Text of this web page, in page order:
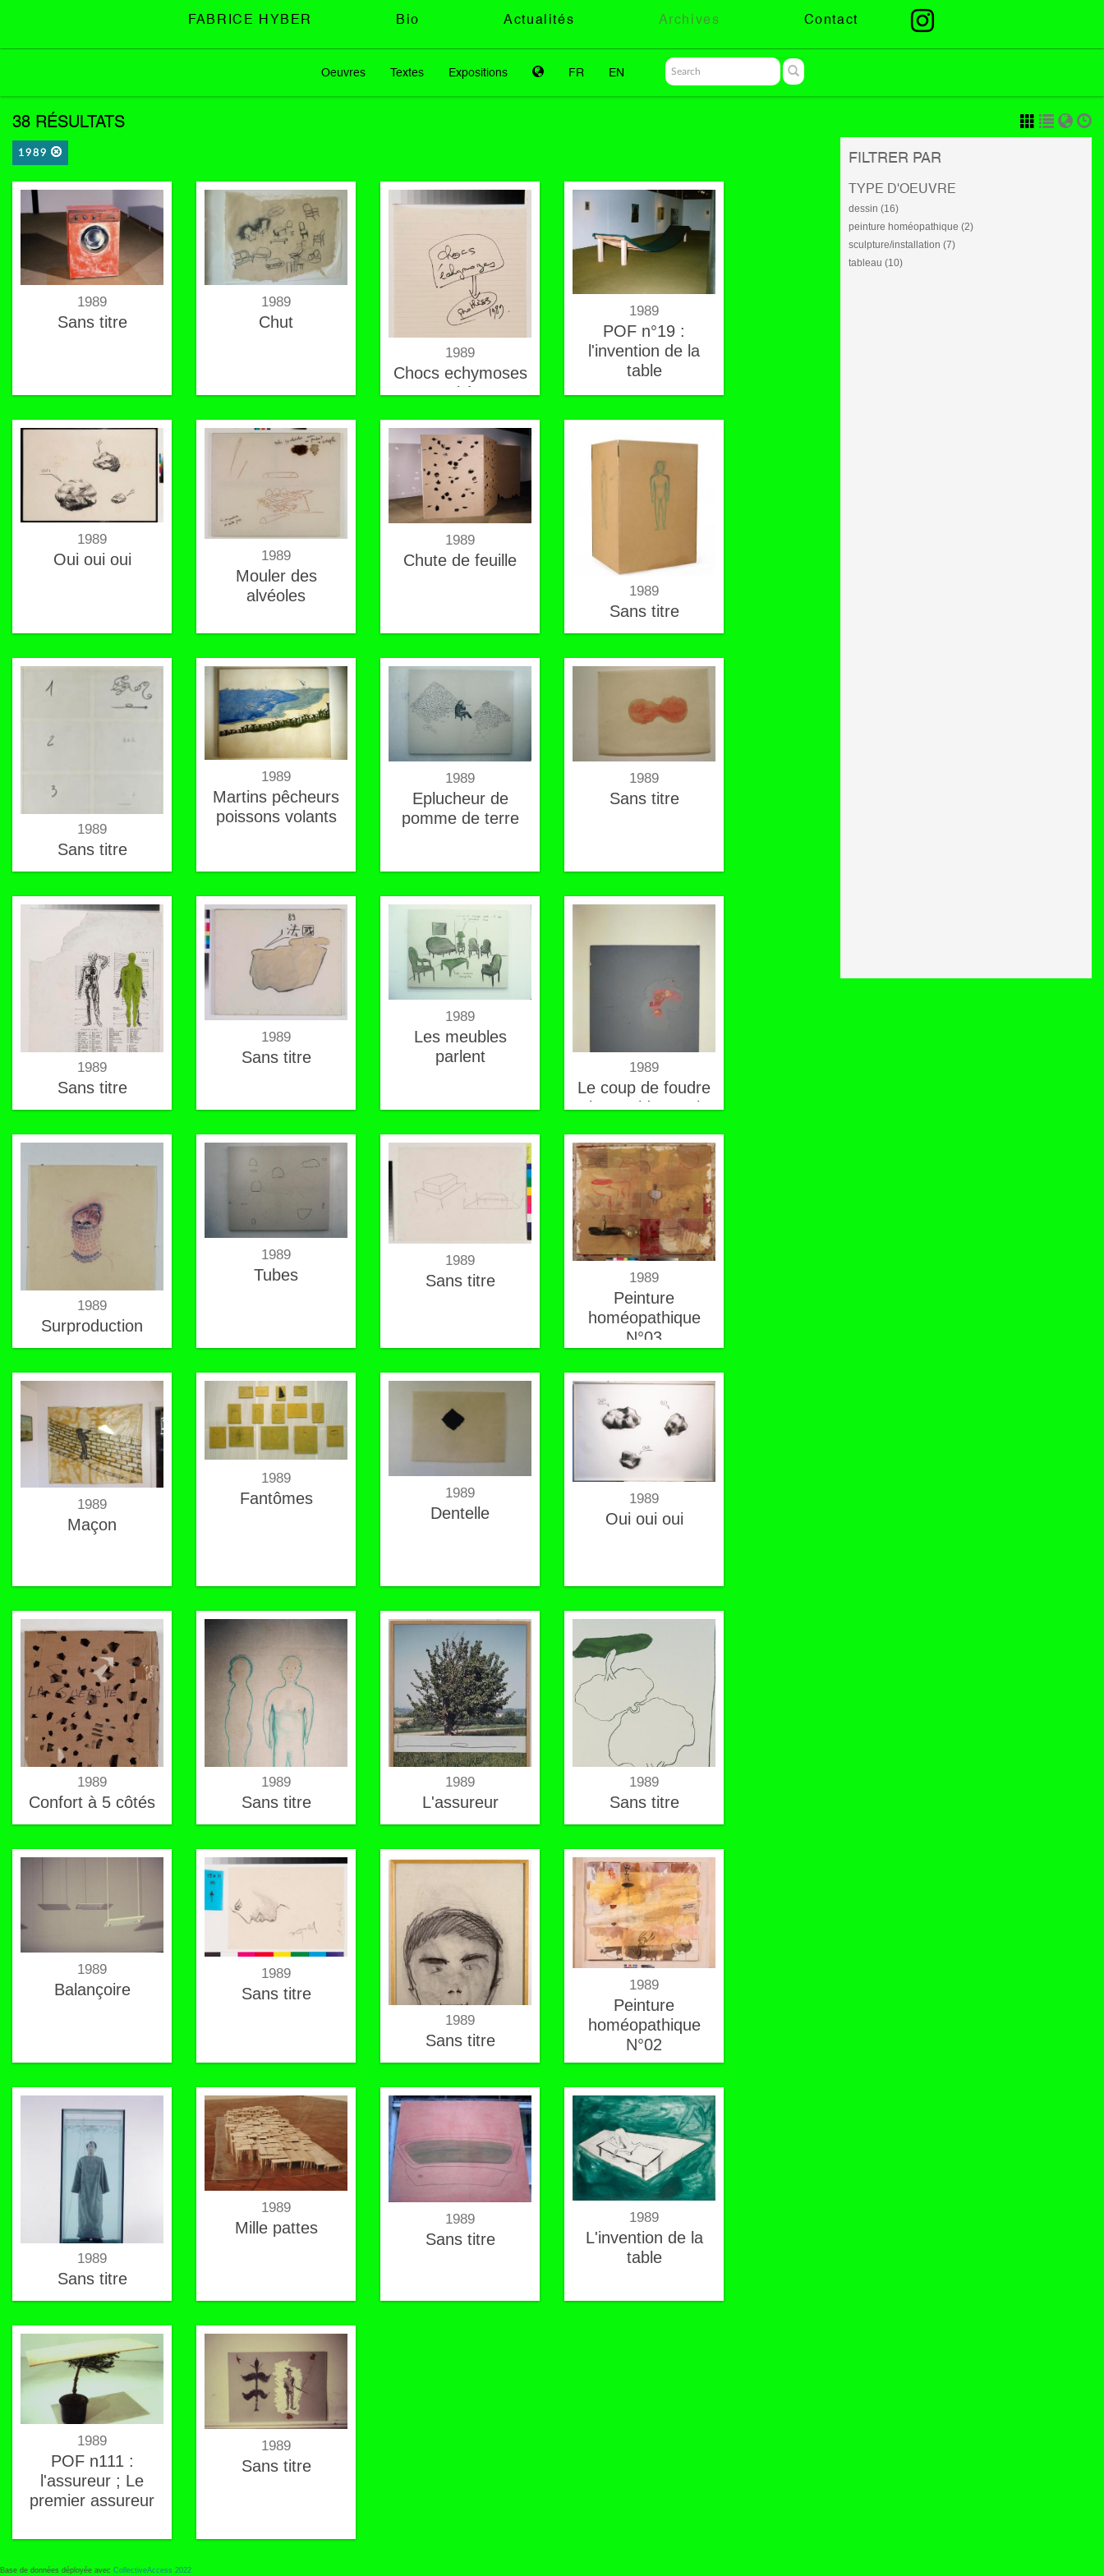
FABRICE HYBER Bio Actualités Archives Contact
Oeuvres Textes Expositions FR EN
38 RÉSULTATS
1989
1989
Sans titre
1989
Chut
1989
Chocs echymoses
prothèse
1989
POF n°19 :
l'invention de la
table
1989
Oui oui oui 1989
Mouler des
alvéoles
1989
Chute de feuille
1989
Sans titre
1989
Sans titre
1989
Martins pêcheurs
poissons volants
1989
Eplucheur de
pomme de terre
1989
Sans titre
1989
Sans titre
1989
Sans titre
1989
Les meubles
parlent
1989
Le coup de foudre
plus rapide que la
lumière
1989
Surproduction
1989
Tubes
1989
Sans titre 1989
Peinture
homéopathique
N°03
1989
Maçon
1989
Fantômes 1989
Dentelle
1989
Oui oui oui
1989
Confort à 5 côtés
1989
Sans titre
1989
L'assureur
1989
Sans titre
1989
Balançoire
1989
Sans titre
1989
Sans titre
1989
Peinture
homéopathique
N°02
1989
Sans titre
1989
Mille pattes 1989
Sans titre
1989
L'invention de la
table
1989
POF n111 :
l'assureur ; Le
premier assureur
1989
Sans titre
FILTRER PAR
TYPE D'OEUVRE
dessin (16)
peinture homéopathique (2)
sculpture/installation (7)
tableau (10)
Base de données déployée avec CollectiveAccess 2022